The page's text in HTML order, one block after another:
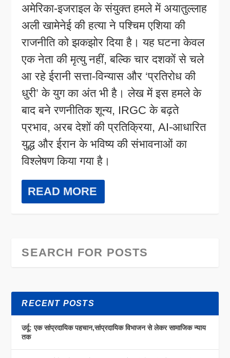
अमेरिका-इजराइल के संयुक्त हमले में अयातुल्लाह
अली खामेनेई की हत्या ने पश्चिम एशिया की
राजनीति को झकझोर दिया है। यह घटना केवल
एक नेता की मृत्यु नहीं, बल्कि चार दशकों से चले
आ रहे ईरानी सत्ता-विन्यास और ‘प्रतिरोध की
धुरी’ के युग का अंत भी है। लेख में इस हमले के
बाद बने रणनीतिक शून्य, IRGC के बढ़ते
प्रभाव, अरब देशों की प्रतिक्रिया, AI-आधारित
युद्ध और ईरान के भविष्य की संभावनाओं का
विश्लेषण किया गया है।
READ MORE
RECENT POSTS
उर्दू: एक सांप्रदायिक पहचान,सांप्रदायिक विभाजन से लेकर सामाजिक न्याय
तक